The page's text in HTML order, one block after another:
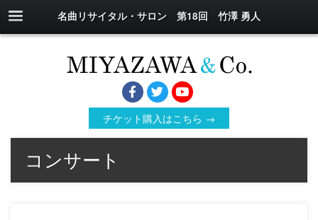
名曲リサイタル・サロン 第18回 竹澤 勇人
チケット購入はこちら →
コンサート